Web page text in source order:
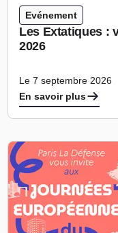
Evénement
Les Extatiques :
2026
Le 7 septembre 2026
En savoir plus